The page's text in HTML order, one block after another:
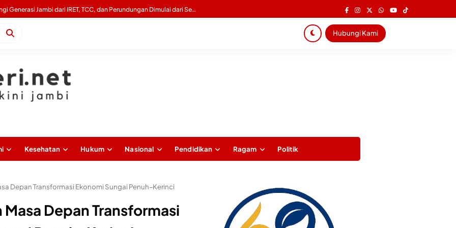
Gubernur Al Haris Tinjau Lokasi Pembangunan Sekolah Rakyat dan Lokasi Pembangunan BTN Bungo Green City
Hubungi Kami
Kesehatan Hukum Nasional Pendidikan Ragam Politik
Depan Transformasi Ekonomi Sungai Penuh–Kerinci
Masa Depan Transformasi